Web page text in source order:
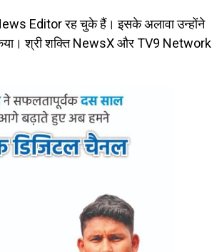
Editor रह चुके हैं। इसके अलावा उन्होंने
श्री शक्ति NewsX और TV9 Network